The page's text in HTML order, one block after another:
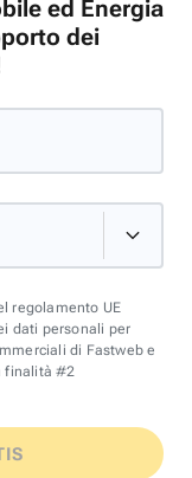
ed Energia
dei
regolamento UE
dati personali per
di Fastweb e
finalità #2